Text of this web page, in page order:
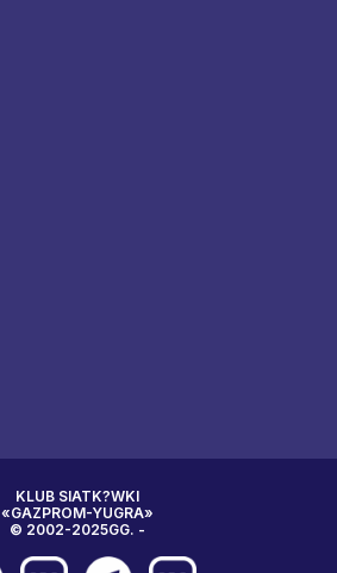
KLUB SIATK?WKI
«GAZPROM-YUGRA»
© 2002-2025GG. -